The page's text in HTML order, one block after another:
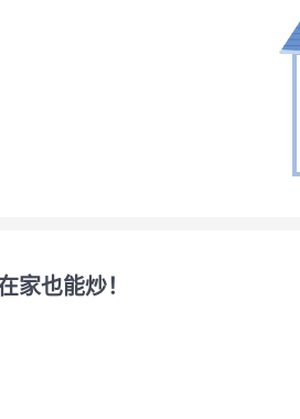
家也能炒！